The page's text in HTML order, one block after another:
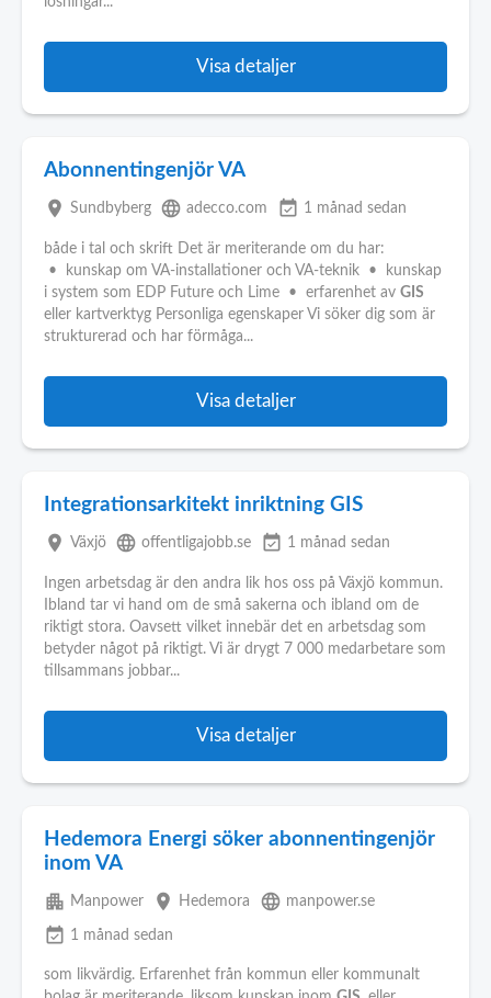
Visa detaljer
Abonnentingenjör VA
place Sundbyberg language adecco.com event_available 1 månad sedan
både i tal och skrift Det är meriterande om du har:
• kunskap om VA-installationer och VA-teknik • kunskap
i system som EDP Future och Lime • erfarenhet av GIS
eller kartverktyg Personliga egenskaper Vi söker dig som är
strukturerad och har förmåga...
Visa detaljer
Integrationsarkitekt inriktning GIS
place Växjö language offentligajobb.se event_available 1 månad sedan
Ingen arbetsdag är den andra lik hos oss på Växjö kommun.
Ibland tar vi hand om de små sakerna och ibland om de
riktigt stora. Oavsett vilket innebär det en arbetsdag som
betyder något på riktigt. Vi är drygt 7 000 medarbetare som
tillsammans jobbar...
Visa detaljer
Hedemora Energi söker abonnentingenjör
inom VA
apartment Manpower place Hedemora language manpower.se
event_available 1 månad sedan
som likvärdig. Erfarenhet från kommun eller kommunalt